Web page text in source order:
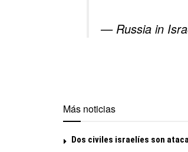
— Russia in
Más noticias
Dos civiles israelíes son